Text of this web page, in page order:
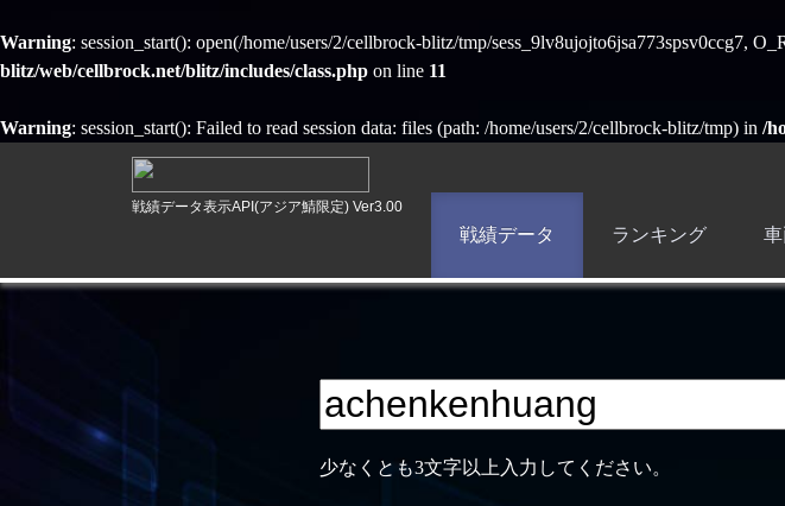
Warning: session_start(): open(/home/users/2/cellbrock-blitz/tmp/sess_9lv8ujojto6jsa773spsv0ccg7,
blitz/web/cellbrock.net/blitz/includes/class.php on line 11
Warning: session_start(): Failed to read session data: files (path: /home/users/2/cellbrock-blitz/tmp) in /
戦績データ表示API(アジア鯖限定) Ver3.00
戦績データ ランキング
少なくとも3文字以上入力してください。